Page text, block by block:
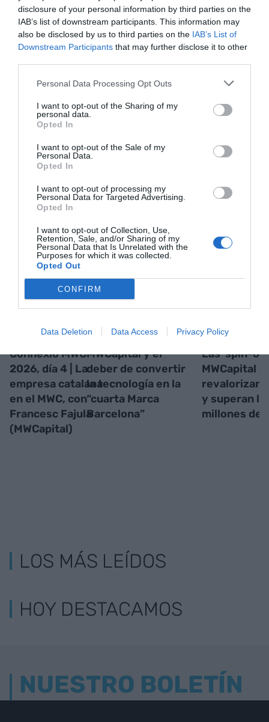
disclosure of your personal information by third parties on the
IAB’s list of downstream participants. This information may
also be disclosed by us to third parties on the IAB’s List of
Downstream Participants that may further disclose it to other
Personal Data Processing Opt Outs
I want to opt-out of the Sharing of my
personal data.
Opted In
I want to opt-out of the Sale of my
Personal Data.
Opted In
I want to opt-out of processing my
Personal Data for Targeted Advertising.
Opted In
I want to opt-out of Collection, Use,
Retention, Sale, and/or Sharing of my
Personal Data that Is Unrelated with the
Purposes for which it was collected.
Opted Out
CONFIRM
Data Deletion Data Access Privacy Policy
deAmazon Prime VideoDay One.
Mantente informado con las últimas noticias de
ACTIVAR AHORA
RELACIONADAS
Connexió MWC
2026, día 4 | La
empresa catalana
en el MWC, con
Francesc Fajula
(MWCapital)
MWCapital y el
deber de convertir
la tecnología en la
“cuarta Marca
Barcelona”
Las 'spin-
MWCapital
revalorizan
y superan
millones de
LOS MÁS LEÍDOS
HOY DESTACAMOS
NUESTRO BOLETÍN